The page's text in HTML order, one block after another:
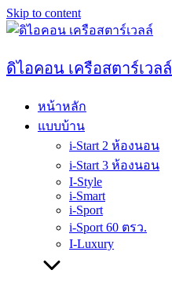
Skip to content
ดิไอคอน เครือสตาร์เวลล์
หน้าหลัก
แบบบ้าน
i-Start 2 ห้องนอน
i-Start 3 ห้องนอน
I-Style
i-Smart
i-Sport
i-Sport 60 ตรว.
I-Luxury